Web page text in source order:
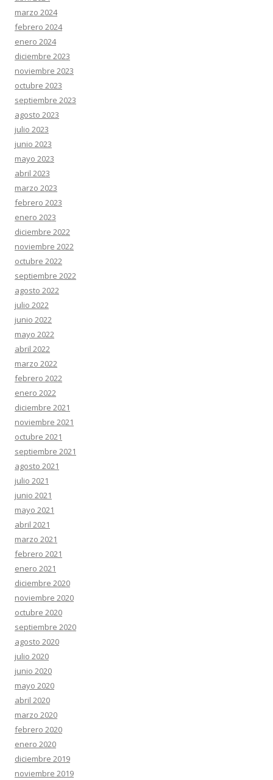
marzo 2024
febrero 2024
enero 2024
diciembre 2023
noviembre 2023
octubre 2023
septiembre 2023
agosto 2023
julio 2023
junio 2023
mayo 2023
abril 2023
marzo 2023
febrero 2023
enero 2023
diciembre 2022
noviembre 2022
octubre 2022
septiembre 2022
agosto 2022
julio 2022
junio 2022
mayo 2022
abril 2022
marzo 2022
febrero 2022
enero 2022
diciembre 2021
noviembre 2021
octubre 2021
septiembre 2021
agosto 2021
julio 2021
junio 2021
mayo 2021
abril 2021
marzo 2021
febrero 2021
enero 2021
diciembre 2020
noviembre 2020
octubre 2020
septiembre 2020
agosto 2020
julio 2020
junio 2020
mayo 2020
abril 2020
marzo 2020
febrero 2020
enero 2020
diciembre 2019
noviembre 2019